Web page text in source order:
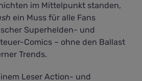
im Mittelpunkt standen,
ein Muss für alle Fans
Superhelden- und
Comics – ohne den Ballast
Trends.
Leser Action- und